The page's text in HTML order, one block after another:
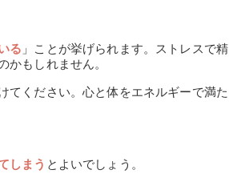
る 」ことが挙げられます。ストレスで精
かもしれません。
てください。心と体をエネルギーで満た
しまう とよいでしょう。